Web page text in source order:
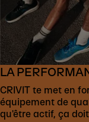
LA
CRIVIT te met en
équipement de
qu'être actif, ça